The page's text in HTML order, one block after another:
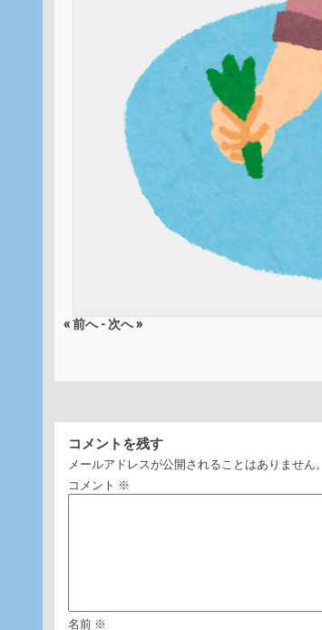
« 前へ-次へ »
コメントを残す
メールアドレスが公開されることはありません。
コメント ※
名前 ※